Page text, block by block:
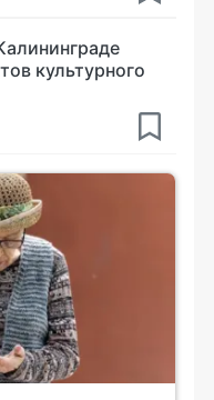
культурного